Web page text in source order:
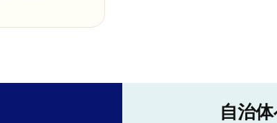
自治